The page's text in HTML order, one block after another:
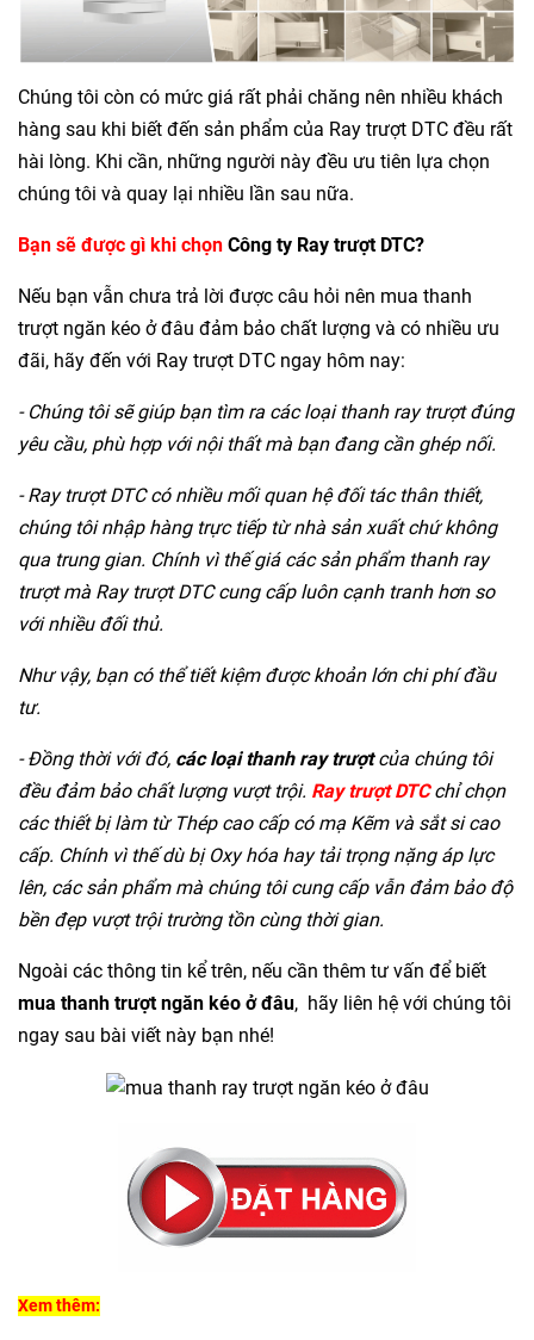
Chúng tôi còn có mức giá rất phải chăng nên nhiều khách
hàng sau khi biết đến sản phẩm của Ray trượt DTC đều rất
hài lòng. Khi cần, những người này đều ưu tiên lựa chọn
chúng tôi và quay lại nhiều lần sau nữa.
Bạn sẽ được gì khi chọn Công ty Ray trượt DTC?
Nếu bạn vẫn chưa trả lời được câu hỏi nên mua thanh
trượt ngăn kéo ở đâu đảm bảo chất lượng và có nhiều ưu
đãi, hãy đến với Ray trượt DTC ngay hôm nay:
- Chúng tôi sẽ giúp bạn tìm ra các loại thanh ray trượt đúng
yêu cầu, phù hợp với nội thất mà bạn đang cần ghép nối.
- Ray trượt DTC có nhiều mối quan hệ đối tác thân thiết,
chúng tôi nhập hàng trực tiếp từ nhà sản xuất chứ không
qua trung gian. Chính vì thế giá các sản phẩm thanh ray
trượt mà Ray trượt DTC cung cấp luôn cạnh tranh hơn so
với nhiều đối thủ.
Như vậy, bạn có thể tiết kiệm được khoản lớn chi phí đầu
tư.
- Đồng thời với đó, các loại thanh ray trượtcủa chúng tôi
đều đảm bảo chất lượng vượt trội. Ray trượt DTCchỉ chọn
các thiết bị làm từ Thép cao cấp có mạ Kẽm và sắt si cao
cấp. Chính vì thế dù bị Oxy hóa hay tải trọng nặng áp lực
lên, các sản phẩm mà chúng tôi cung cấp vẫn đảm bảo độ
bền đẹp vượt trội trường tồn cùng thời gian.
Ngoài các thông tin kể trên, nếu cần thêm tư vấn để biết
mua thanh trượt ngăn kéo ở đâu, hãy liên hệ với chúng tôi
ngay sau bài viết này bạn nhé!
Xem thêm: